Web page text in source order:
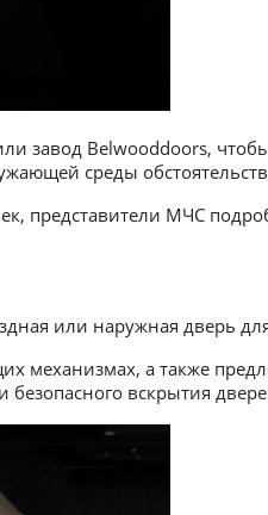
завод Belwooddoors,
среды
представители МЧС
или наружная дверь
механизмах, а также
вскрытия